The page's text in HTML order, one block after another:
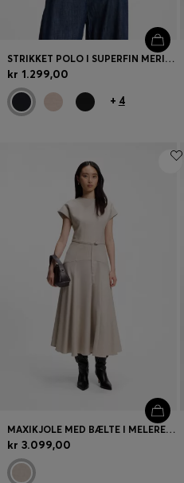
STRIKKET POLO I SUPERFIN MERINOULD
kr 1.299,00
+ 4
MAXIKJOLE MED BÆLTE I MELERET FLANNEL
kr 3.099,00